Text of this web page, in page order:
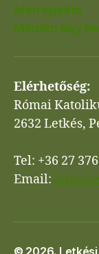
Metropolita
Minden egy
Elérhetőség:
Római
2632 Letkés,
Tel: +36 27
Email: